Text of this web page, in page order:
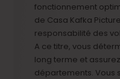
fonctionnement
de Casa Kafka
responsabilité des
A ce titre, vous
long terme et
départements. Vous